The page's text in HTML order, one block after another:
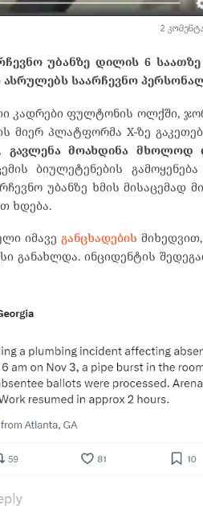
უბანზე დილის 6
საარჩევნო
კადრები ფულტონის ოლქში,
მიერ პლატფორმა X-ზე
გავლენა მოახდინა მხოლოდ
ბიულეტენების
უბანზე ხმის მისაცემად
ხდება.
იმავე განცხადების
განახლდა. ინციდენტის